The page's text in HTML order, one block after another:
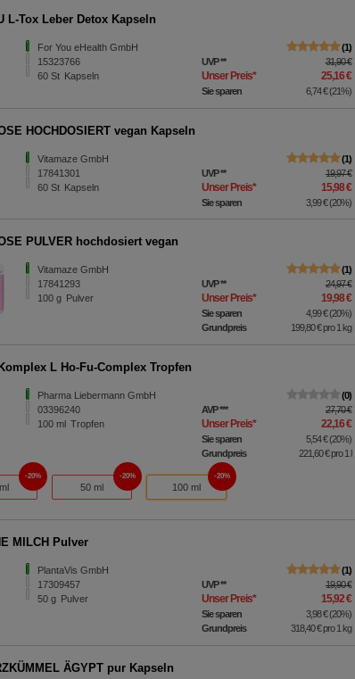
L-Tox Leber Detox Kapseln
For You eHealth GmbH
15323766
60St Kapseln
1
UVP** 31,90 €
Unser Preis* 25,16 €
Sie sparen 6,74 €(21%)
HOCHDOSIERT vegan Kapseln
Vitamaze GmbH
17841301
60St Kapseln
1
UVP** 19,97 €
Unser Preis* 15,98 €
Sie sparen 3,99 €(20%)
PULVER hochdosiert vegan
Vitamaze GmbH
17841293
100g Pulver
1
UVP** 24,97 €
Unser Preis* 19,98 €
Sie sparen 4,99 €(20%)
Grundpreis
199,80 €pro 1 kg
L Ho-Fu-Complex Tropfen
Pharma Liebermann GmbH
03396240
100 ml Tropfen
0
AVP*** 27,70 €
Unser Preis* 22,16 €
Sie sparen 5,54 €(20%)
Grundpreis
221,60 €pro 1 l
20%
50 ml
20%
100 ml
20%
MILCH Pulver
PlantaVis GmbH
17309457
50g Pulver
1
UVP** 19,90 €
Unser Preis* 15,92 €
Sie sparen 3,98 €(20%)
Grundpreis
318,40 €pro 1 kg
ÄGYPT pur Kapseln